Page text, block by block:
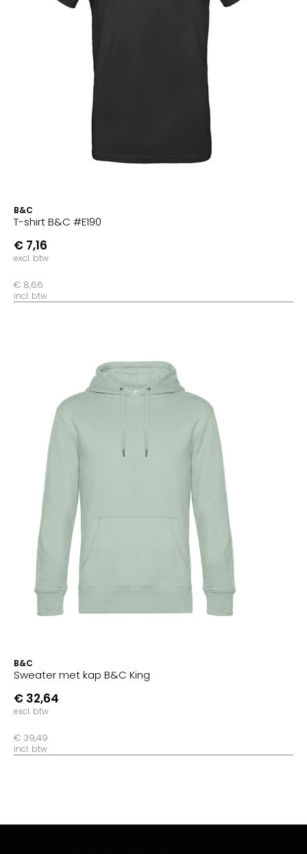
B&C
T-shirt B&C #E190
€ 7,16
excl. btw
€ 8,66
incl. btw
B&C
Sweater met kap B&C King
€ 32,64
excl. btw
€ 39,49
incl. btw